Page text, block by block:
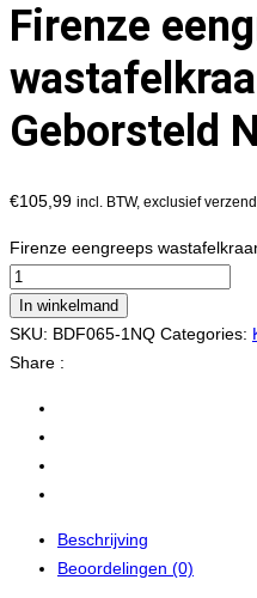
Firenze
Geborsteld
€105,99 incl. BTW, exclusief
Firenze eengreeps
In winkelmand
SKU: BDF065-1NQ Categories:
Share :
Beschrijving
Beoordelingen (0)